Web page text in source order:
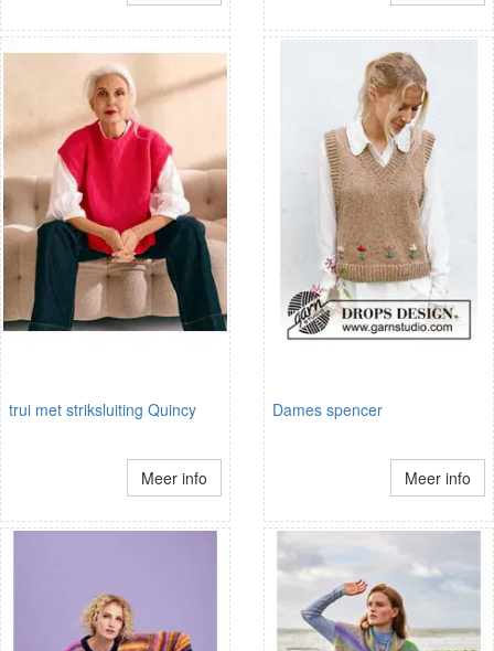
trui met striksluiting Quincy
Meer info
Dames spencer
Meer info